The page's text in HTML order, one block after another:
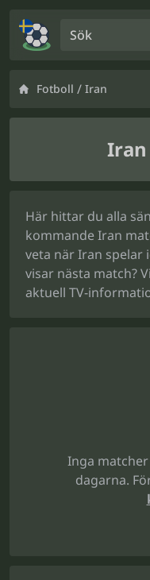
Fotboll / Iran
Iran
Här hittar du alla
kommande Iran
veta när Iran spelar
visar nästa match?
aktuell TV-
Inga
dagarna.